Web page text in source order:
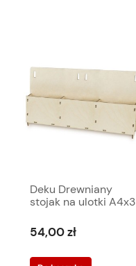
Deku Drewniany
stojak na ulotki A4x3
570245
54,00 zł